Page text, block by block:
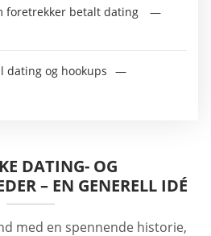
foretrekker betalt dating
dating og hookups
DATING- OG
– EN GENERELL IDÉ
med en spennende historie,